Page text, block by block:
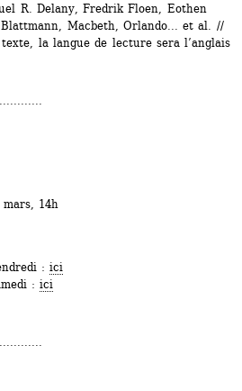
R. Delany, Fredrik Floen, Eothen
Macbeth, Orlando... et al. //
la langue de lecture sera l’anglais
14h
: ici
: ici